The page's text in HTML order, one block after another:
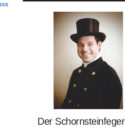
Der Schornsteinfeger